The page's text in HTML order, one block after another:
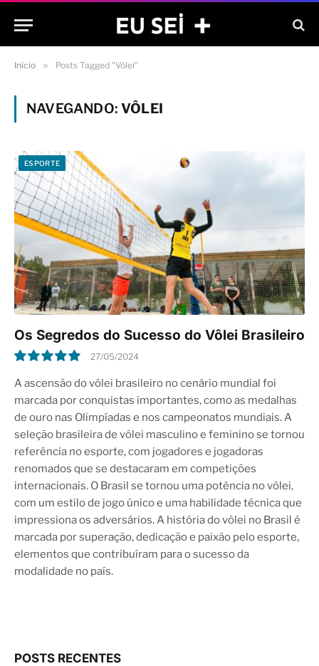
Início » Posts Tagged "Vôlei"
NAVEGANDO:VÔLEI
ESPORTE
Os Segredos do Sucesso do Vôlei Brasileiro
10.0
27/05/2024
A ascensão do vôlei brasileiro no cenário mundial foi
marcada por conquistas importantes, como as medalhas
de ouro nas Olimpíadas e nos campeonatos mundiais. A
seleção brasileira de vôlei masculino e feminino se tornou
referência no esporte, com jogadores e jogadoras
renomados que se destacaram em competições
internacionais. O Brasil se tornou uma potência no vôlei,
com um estilo de jogo único e uma habilidade técnica que
impressiona os adversários. A história do vôlei no Brasil é
marcada por superação, dedicação e paixão pelo esporte,
elementos que contribuíram para o sucesso da
modalidade no país.
POSTS RECENTES